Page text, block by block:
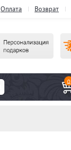
Оплата Возврат
0